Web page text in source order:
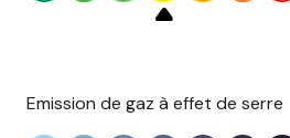
Emission de gaz à effet de serre